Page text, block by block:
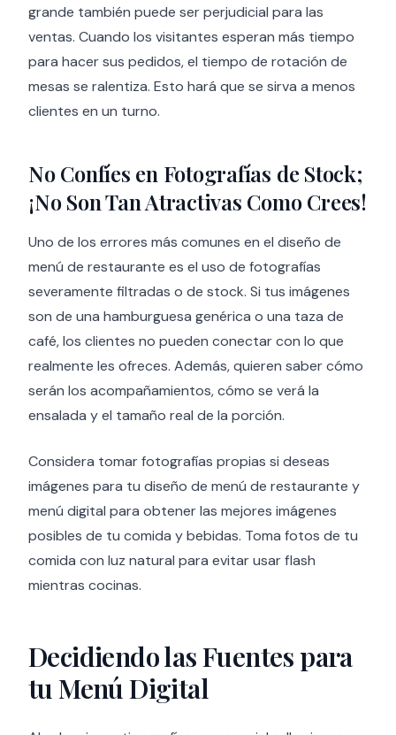
grande también puede ser perjudicial para las
ventas. Cuando los visitantes esperan más tiempo
para hacer sus pedidos, el tiempo de rotación de
mesas se ralentiza. Esto hará que se sirva a menos
clientes en un turno.
No Confíes en Fotografías de Stock;
¡No Son Tan Atractivas Como Crees!
Uno de los errores más comunes en el diseño de
menú de restaurante es el uso de fotografías
severamente filtradas o de stock. Si tus imágenes
son de una hamburguesa genérica o una taza de
café, los clientes no pueden conectar con lo que
realmente les ofreces. Además, quieren saber cómo
serán los acompañamientos, cómo se verá la
ensalada y el tamaño real de la porción.
Considera tomar fotografías propias si deseas
imágenes para tu diseño de menú de restaurante y
menú digital para obtener las mejores imágenes
posibles de tu comida y bebidas. Toma fotos de tu
comida con luz natural para evitar usar flash
mientras cocinas.
Decidiendo las Fuentes para
tu Menú Digital